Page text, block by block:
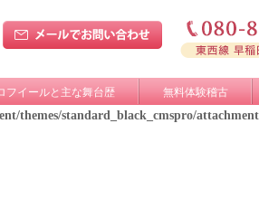
フイールと主な舞台歴 無料体験稽古
themes/standard_black_cmspro/